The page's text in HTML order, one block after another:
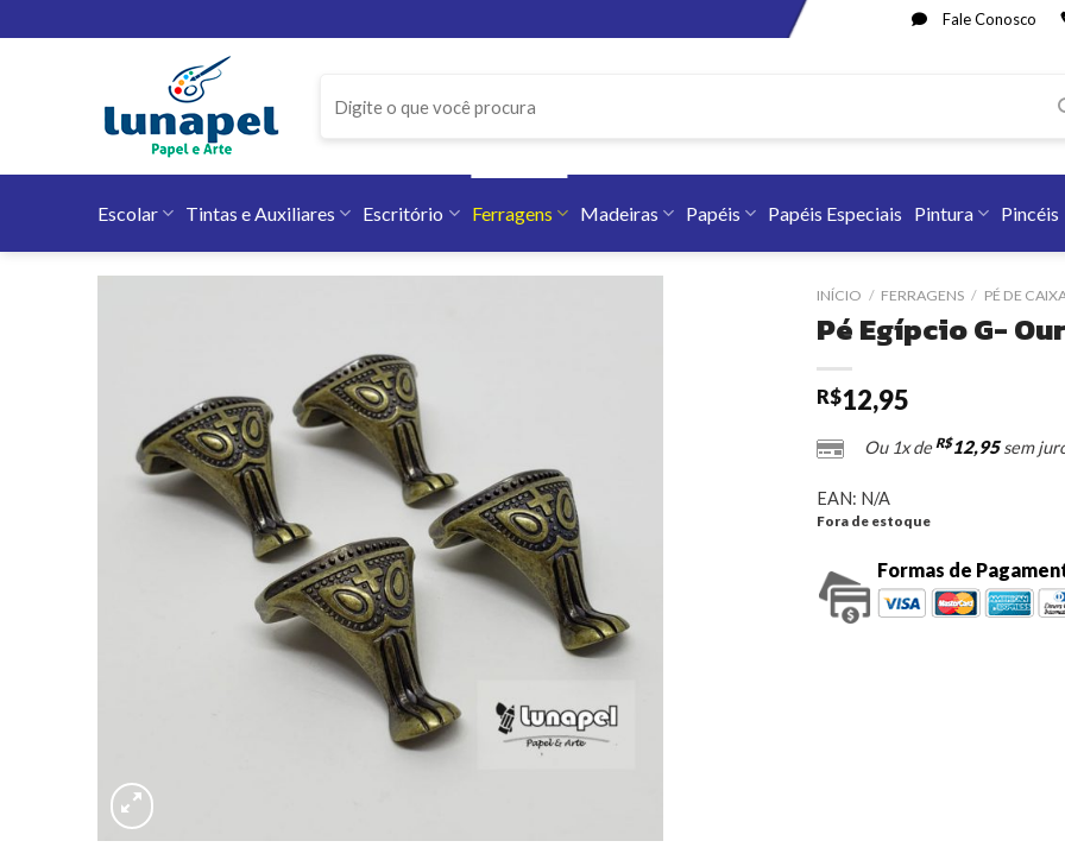
to
Fale Conosco
por:
Escolar Tintas e Auxiliares Escritório Ferragens Madeiras Papéis Papéis Especiais Pintura Pincéis
INÍCIO / FERRAGENS / PÉ DE
Pé Egípcio G-
R$12,95
Ou 1x de R$12,95sem
EAN: N/A
Fora de estoque
Formas de